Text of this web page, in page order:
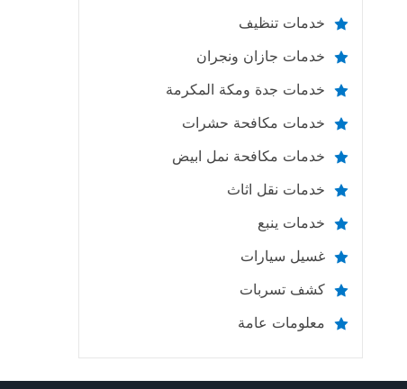
خدمات تنظيف
خدمات جازان ونجران
خدمات جدة ومكة المكرمة
خدمات مكافحة حشرات
خدمات مكافحة نمل ابيض
خدمات نقل اثاث
خدمات ينبع
غسيل سيارات
كشف تسربات
معلومات عامة